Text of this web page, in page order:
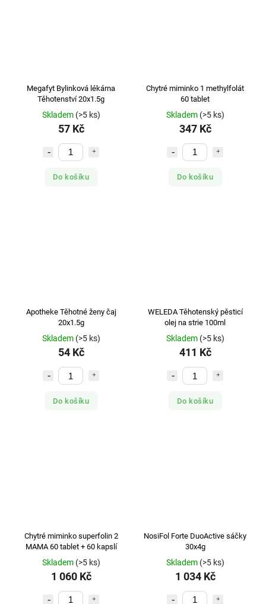
Megafyt Bylinková lékárna
Těhotenství 20x1.5g
Skladem (>5 ks)
57 Kč
Do košíku
Chytré miminko 1 methylfolát
60 tablet
Skladem (>5 ks)
347 Kč
Do košíku
Apotheke Těhotné ženy čaj
20x1.5g
Skladem (>5 ks)
54 Kč
Do košíku
WELEDA Těhotenský pěsticí
olej na strie 100ml
Skladem (>5 ks)
411 Kč
Do košíku
Chytré miminko superfolin 2
MAMA 60 tablet + 60 kapslí
Skladem (>5 ks)
1 060 Kč
NosiFol Forte DuoActive sáčky
30x4g
Skladem (>5 ks)
1 034 Kč